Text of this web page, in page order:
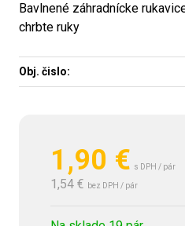
1,90 € s DPH / pár
1,54 € bez DPH / pár
Bavlnené záhradnícke
chrbte ruky
Obj. čislo: